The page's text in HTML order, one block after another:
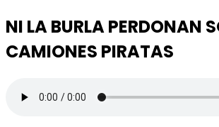
NI LA BURLA PERDONAN
CAMIONES PIRATAS